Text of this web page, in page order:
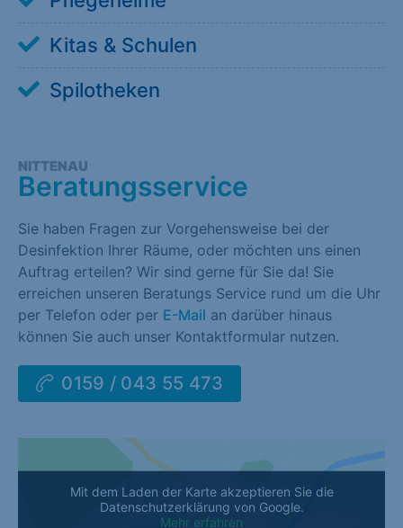
Kitas & Schulen
Spilotheken
NITTENAU
Beratungsservice
Sie haben Fragen zur Vorgehensweise bei der
Desinfektion Ihrer Räume, oder möchten uns einen
Auftrag erteilen? Wir sind gerne für Sie da! Sie
erreichen unseren Beratungs Service rund um die Uhr
per Telefon oder per E-Mail an darüber hinaus
können Sie auch unser Kontaktformular nutzen.
0159 / 043 55 473
Mit dem Laden der Karte akzeptieren Sie die
Datenschutzerklärung von Google.
Mehr erfahren